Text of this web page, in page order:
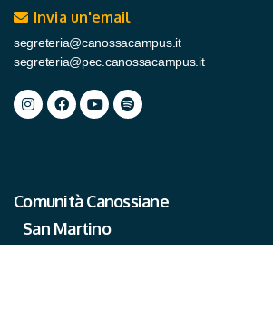
Invia un'email
segreteria@canossacampus.it
segreteria@pec.canossacampus.it
Comunità Canossiane
San Martino